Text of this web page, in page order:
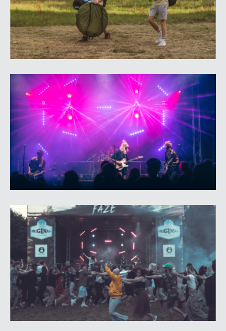
Uzzini jaunumus pirmais @faze.events (Instagram,
Facebook),www.fazeevents.lv!
Un atceries -Tā nav tikai FĀZE!
Bērniem līdz 10 gadu vecumam - ieeja bezmaksas.